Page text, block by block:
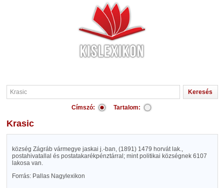
Címszó: Tartalom:
Krasic
község Zágráb vármegye jaskai j.-ban, (1891) 1479 horvát lak.,
postahivatallal és postatakarékpénztárral; mint politikai községnek 6107
lakosa van.
Forrás: Pallas Nagylexikon